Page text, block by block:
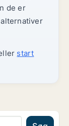
de er
start